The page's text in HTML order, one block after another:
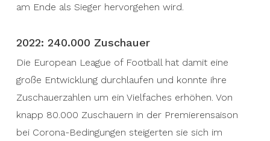
am Ende als Sieger hervorgehen wird.
2022: 240.000 Zuschauer
Die European League of Football hat damit eine
große Entwicklung durchlaufen und konnte ihre
Zuschauerzahlen um ein Vielfaches erhöhen. Von
knapp 80.000 Zuschauern in der Premierensaison
bei Corona-Bedingungen steigerten sie sich im